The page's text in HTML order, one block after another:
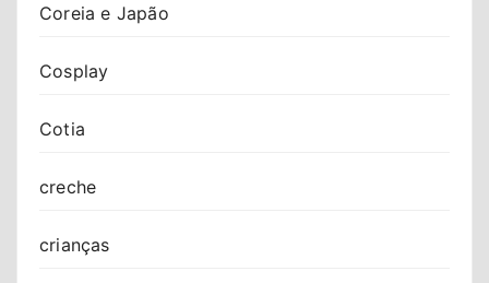
Coreia e Japão
Cosplay
Cotia
creche
crianças